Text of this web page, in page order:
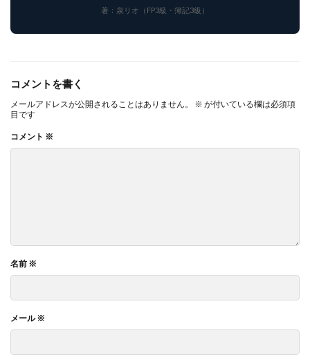
著：泉リオ（FP3級・簿記3級）
コメントを書く
メールアドレスが公開されることはありません。 ※ が付いている欄は必須項
目です
コメント ※
名前 ※
メール※